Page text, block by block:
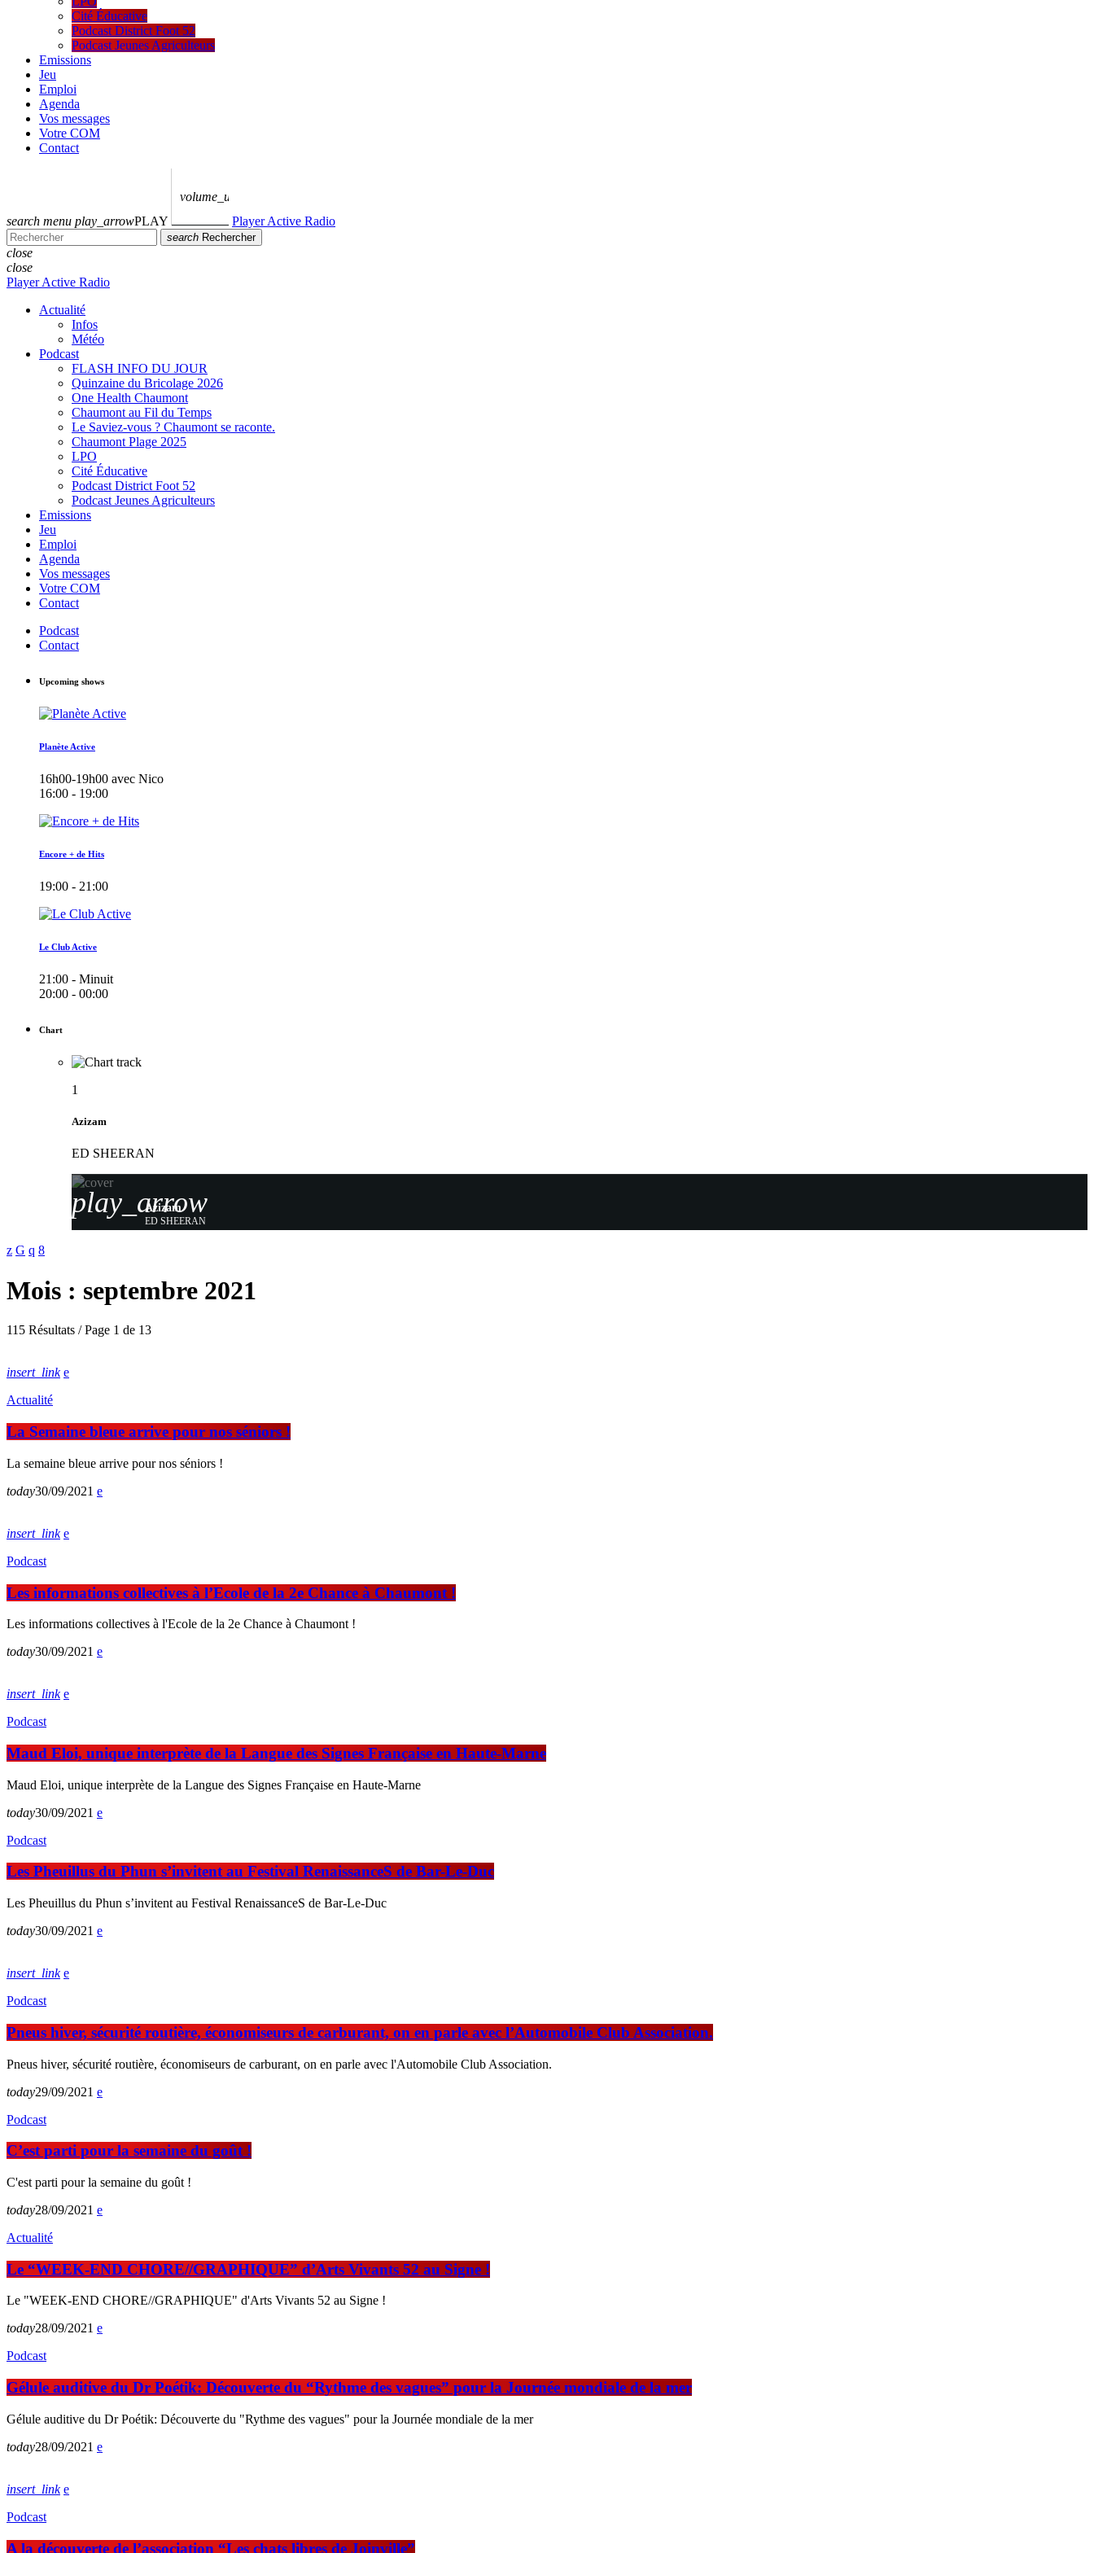
Cité Éducative
Podcast District Foot 52
Podcast Jeunes Agriculteurs
Emissions
Jeu
Emploi
Agenda
Vos messages
Votre COM
Contact
search menu play_arrowPLAY
volume_up
Player Active Radio
search Rechercher
close
close
Player Active Radio
Actualité
Infos
Météo
Podcast
FLASH INFO DU JOUR
Quinzaine du Bricolage 2026
One Health Chaumont
Chaumont au Fil du Temps
Le Saviez-vous ? Chaumont se raconte.
Chaumont Plage 2025
LPO
Cité Éducative
Podcast District Foot 52
Podcast Jeunes Agriculteurs
Emissions
Jeu
Emploi
Agenda
Vos messages
Votre COM
Contact
Podcast
Contact
Upcoming shows
Planète Active
16h00-19h00 avec Nico
16:00 - 19:00
Encore + de Hits
19:00 - 21:00
Le Club Active
21:00 - Minuit
20:00 - 00:00
Chart
1
Azizam
ED SHEERAN
play_arrow
Azizam
ED SHEERAN
Mois : septembre 2021
115 Résultats / Page 1 de 13
insert_link
Actualité
La Semaine bleue arrive pour nos séniors !
La semaine bleue arrive pour nos séniors !
today30/09/2021
insert_link
Podcast
Les informations collectives à l’Ecole de la 2e Chance à Chaumont !
Les informations collectives à l'Ecole de la 2e Chance à Chaumont !
today30/09/2021
insert_link
Podcast
Maud Eloi, unique interprète de la Langue des Signes Française en Haute-Marne
Maud Eloi, unique interprète de la Langue des Signes Française en Haute-Marne
today30/09/2021
Podcast
Les Pheuillus du Phun s’invitent au Festival RenaissanceS de Bar-Le-Duc
Les Pheuillus du Phun s’invitent au Festival RenaissanceS de Bar-Le-Duc
today30/09/2021
insert_link
Podcast
Pneus hiver, sécurité routière, économiseurs de carburant, on en parle avec l’Automobile Club Association.
Pneus hiver, sécurité routière, économiseurs de carburant, on en parle avec l'Automobile Club Association.
today29/09/2021
Podcast
C’est parti pour la semaine du goût !
C'est parti pour la semaine du goût !
today28/09/2021
Actualité
Le “WEEK-END CHORE//GRAPHIQUE” d’Arts Vivants 52 au Signe !
Le "WEEK-END CHORE//GRAPHIQUE" d'Arts Vivants 52 au Signe !
today28/09/2021
Podcast
Gélule auditive du Dr Poétik: Découverte du “Rythme des vagues” pour la Journée mondiale de la mer
Gélule auditive du Dr Poétik: Découverte du "Rythme des vagues" pour la Journée mondiale de la mer
today28/09/2021
insert_link
Podcast
A la découverte de l’association “Les chats libres de Joinville”